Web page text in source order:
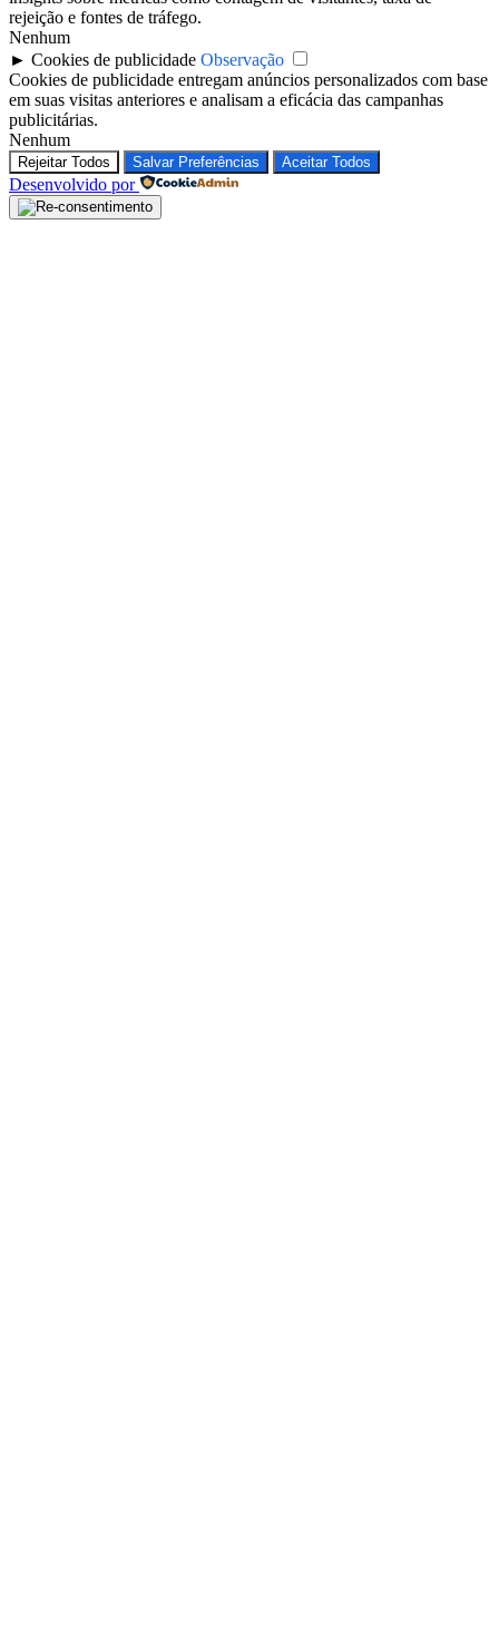
rejeição e fontes de tráfego.
Nenhum
► Cookies de publicidade Observação
Cookies de publicidade entregam anúncios personalizados com base
em suas visitas anteriores e analisam a eficácia das campanhas
publicitárias.
Nenhum
Rejeitar Todos Salvar Preferências Aceitar Todos
Desenvolvido por